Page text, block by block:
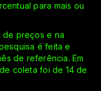
para mais ou
preços e na
é feita e
de referência. Em
coleta foi de 14 de